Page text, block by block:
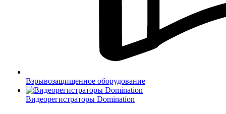
Взрывозащищенное оборудование
Видеорегистраторы Domination